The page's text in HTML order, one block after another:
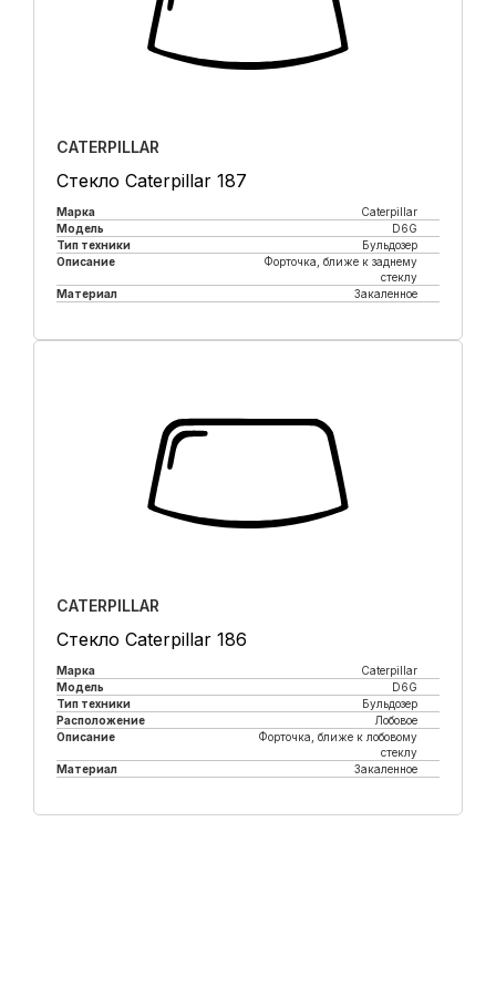
CATERPILLAR
Стекло Caterpillar 187
Марка
Caterpillar
Модель
D6G
Тип техники
Бульдозер
Описание
Форточка, ближе к заднему
стеклу
Материал
Закаленное
CATERPILLAR
Стекло Caterpillar 186
Марка
Caterpillar
Модель
D6G
Тип техники
Бульдозер
Расположение
Лобовое
Описание
Форточка, ближе к лобовому
стеклу
Материал
Закаленное